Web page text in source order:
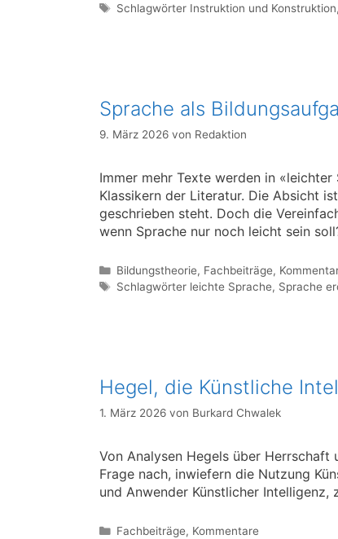
Schlagwörter
Schlagwörter Instruktion und Konstruktion
Sprache als
9. März 2026 von Redaktion
Immer mehr Texte werden in
Klassikern der Literatur. Die Absicht
geschrieben steht. Doch die
wenn Sprache nur noch leicht sein
Kategorien
Bildungstheorie, Fachbeiträge,
Schlagwörter
Schlagwörter leichte Sprache, Sprache
Hegel, die Künstliche
1. März 2026 von Burkard Chwalek
Von Analysen Hegels über
Frage nach, inwiefern die Nutzung
und Anwender Künstlicher
Kategorien
Fachbeiträge, Kommentare